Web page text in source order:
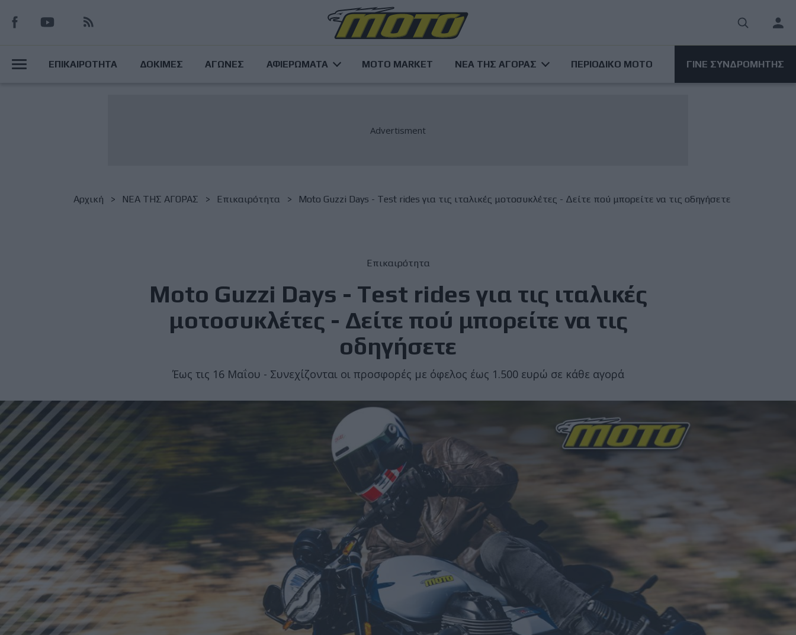
προς
κυρίως
User
MainΕΠΙΚΑΙΡΟΤΗΤΑ ΔΟΚΙΜΕΣ ΑΓΩΝΕΣ ΑΦΙΕΡΩΜΑΤΑ MOTO MARKET ΝΕΑ ΤΗΣ ΑΓΟΡΑΣ ΠΕΡΙΟΔΙΚΟ ΜΟΤΟ ΓΙΝΕ ΣΥΝΔΡΟΜΗΤΗΣ
Breadcrumb
Αρχική NΕΑ ΤΗΣ ΑΓΟΡΑΣ Επικαιρότητα Moto Guzzi Days - Test rides για τις ιταλικές μοτοσυκλέτες - Δείτε πού μπορείτε να τις οδηγήσετε
Επικαιρότητα
Moto Guzzi Days - Test rides για τις ιταλικές
μοτοσυκλέτες - Δείτε πού μπορείτε να τις
οδηγήσετε
Έως τις 16 Μαΐου - Συνεχίζονται οι προσφορές με όφελος έως 1.500 ευρώ σε κάθε αγορά